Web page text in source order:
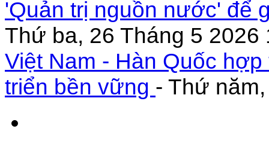
'Quản trị nguồn nước' để
Thứ ba, 26 Tháng 5 2026
Việt Nam - Hàn Quốc
triển bền vững - Thứ